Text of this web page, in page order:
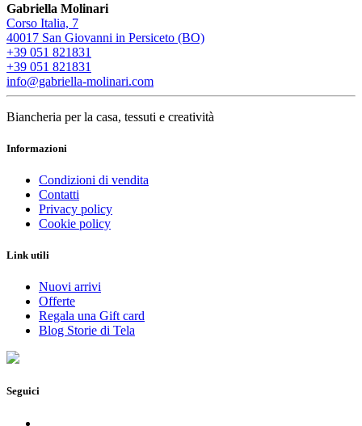
Gabriella Molinari
Corso Italia, 7
40017 San Giovanni in Persiceto (BO)
+39 051 821831
+39 051 821831
info@gabriella-molinari.com
Biancheria per la casa, tessuti e creatività
Informazioni
Condizioni di vendita
Contatti
Privacy policy
Cookie policy
Link utili
Nuovi arrivi
Offerte
Regala una Gift card
Blog Storie di Tela
Seguici